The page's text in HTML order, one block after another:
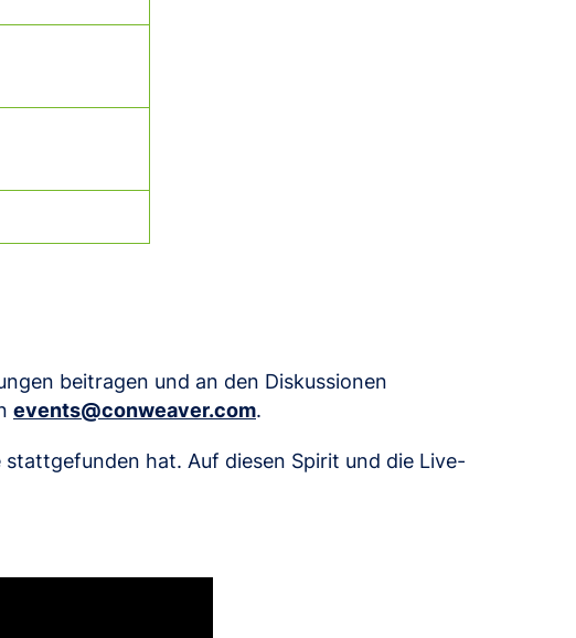
beitragen und an den Diskussionen
events@conweaver.com.
hat. Auf diesen Spirit und die Live-